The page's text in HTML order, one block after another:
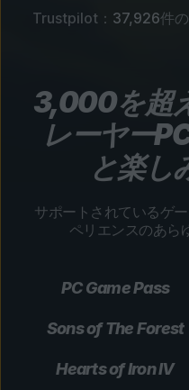
Trustpilot： 37,926件
3,000を超
レーヤー
と楽し
サポートされているゲ
ペリエンスのあら
PC Game Pass
Sons of The Forest
Hearts of Iron IV